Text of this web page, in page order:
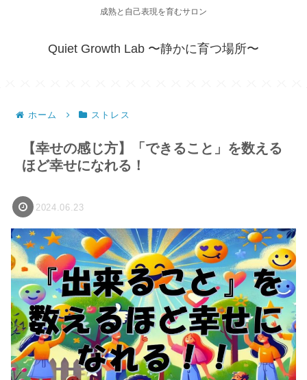
成熟と自己表現を育むサロン
Quiet Growth Lab 〜静かに育つ場所〜
ホーム ストレス
【幸せの感じ方】「できること」を数える
ほど幸せになれる！
2024.06.23